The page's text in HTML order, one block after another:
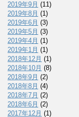
2019年9月 (11)
2019年8月 (1)
2019年6月 (3)
2019年5月 (3)
2019年4月 (1)
2019年1月 (1)
2018年12月 (1)
2018年10月 (8)
2018年9月 (2)
2018年8月 (4)
2018年7月 (2)
2018年6月 (2)
2017年12月 (1)